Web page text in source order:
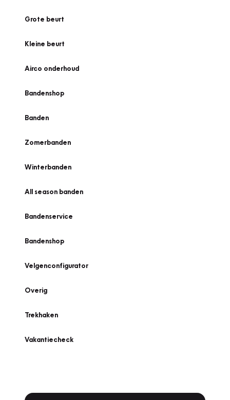
Grote beurt
Kleine beurt
Airco onderhoud
Bandenshop
Banden
Zomerbanden
Winterbanden
All season banden
Bandenservice
Bandenshop
Velgenconfigurator
Overig
Trekhaken
Vakantiecheck